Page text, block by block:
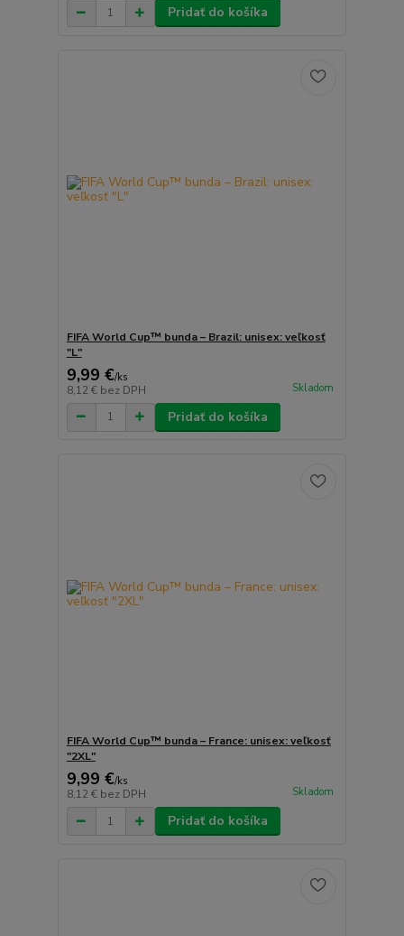
Pridať do košíka
FIFA World Cup™ bunda – Brazil: unisex: veľkosť
"L"
9,99 €/ks
8,12 € bez DPH Skladom
Pridať do košíka
FIFA World Cup™ bunda – France: unisex: veľkosť
"2XL"
9,99 €/ks
8,12 € bez DPH Skladom
Pridať do košíka